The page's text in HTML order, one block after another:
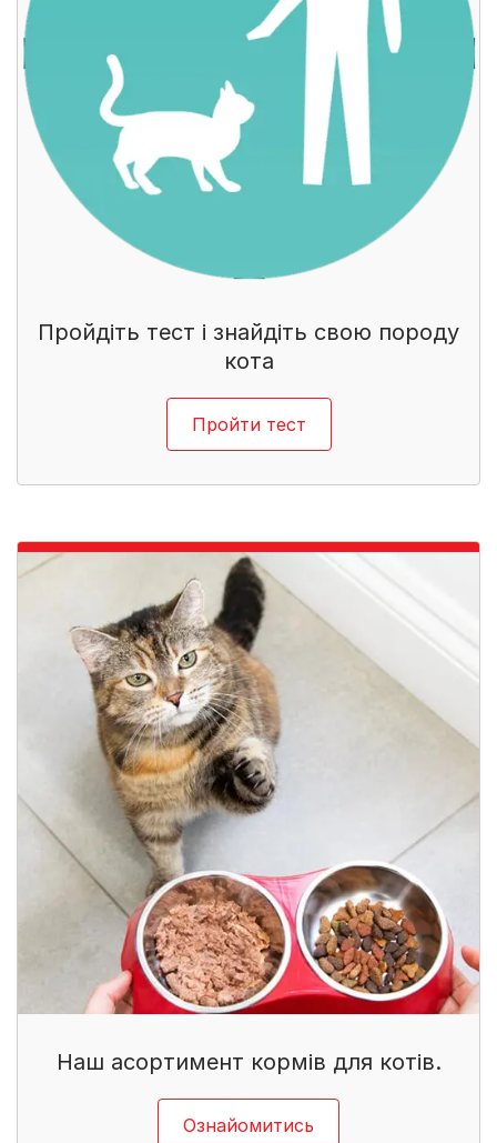
Пройдіть тест і знайдіть свою породу
кота
Пройти тест
Наш асортимент кормів для котів.
Ознайомитись